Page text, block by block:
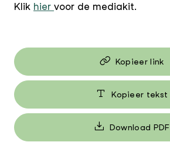
Klik hier voor de mediakit.
Kopieer link
Kopieer tekst
Download PDF